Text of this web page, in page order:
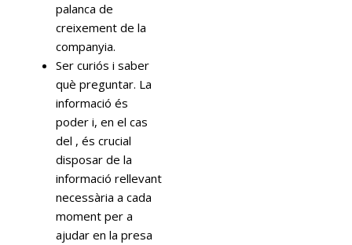
palanca de
creixement de la
companyia.
Ser curiós i saber
què preguntar. La
informació és
poder i, en el cas
del , és crucial
disposar de la
informació rellevant
necessària a cada
moment per a
ajudar en la presa